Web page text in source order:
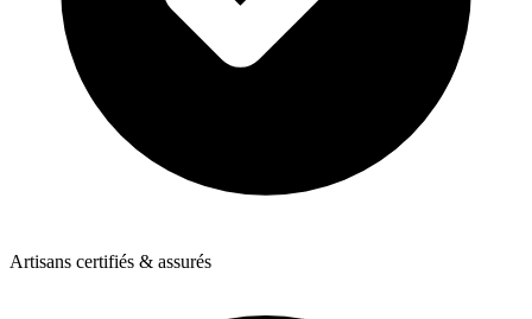
Artisans certifiés & assurés